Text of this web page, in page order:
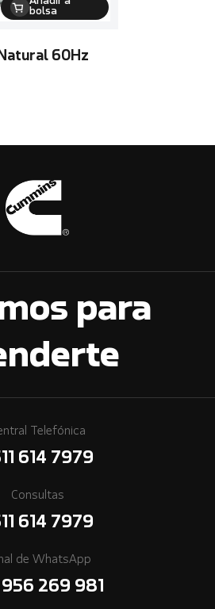
bolsa
60Hz
para
Telefónica
614 7979
Consultas
614 7979
de WhatsApp
956 269 981